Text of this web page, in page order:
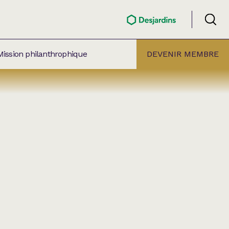
philanthrophique DEVENIR MEMBRE